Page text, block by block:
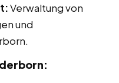
Verwaltung von
und